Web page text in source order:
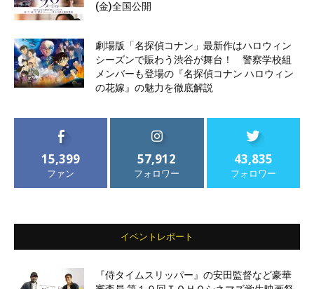
(金)全国公開
劇場版「名探偵コナン」最新作はハロウィン
シーズンで賑わう渋谷が舞台！ 警察学校組
メンバーも登場の『名探偵コナン ハロウィン
の花嫁』の魅力を徹底解説
15,399
ファン
57,912
フォロワー
43,835
フォロワー
イベントレポート
『侍タイムスリッパー』の安田監督など豪華